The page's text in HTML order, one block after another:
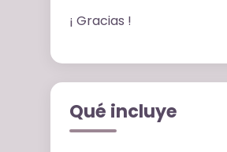
¡ Gracias !
Qué incluye